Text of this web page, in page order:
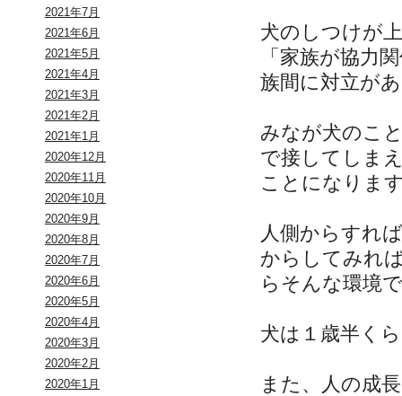
2021年7月
2021年6月
2021年5月
2021年4月
2021年3月
2021年2月
2021年1月
2020年12月
2020年11月
2020年10月
2020年9月
2020年8月
2020年7月
2020年6月
2020年5月
2020年4月
2020年3月
2020年2月
2020年1月
犬のしつけが
「家族が協力
族間に対立が
みなが犬のこ
で接してしま
ことになりま
人側からすれ
からしてみれ
らそんな環境
犬は１歳半く
また、人の成